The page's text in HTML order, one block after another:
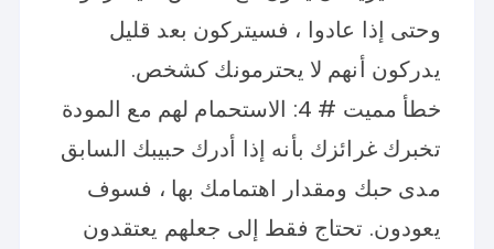
وحتى إذا عادوا ، فسيتركون بعد قليل
يدركون أنهم لا يحترمونك كشخص.
خطأ مميت # 4: الاستحمام لهم مع المودة
تخبرك غرائزك بأنه إذا أدرك حبيبك السابق
مدى حبك ومقدار اهتمامك بها ، فسوف
يعودون. تحتاج فقط إلى جعلهم يعتقدون